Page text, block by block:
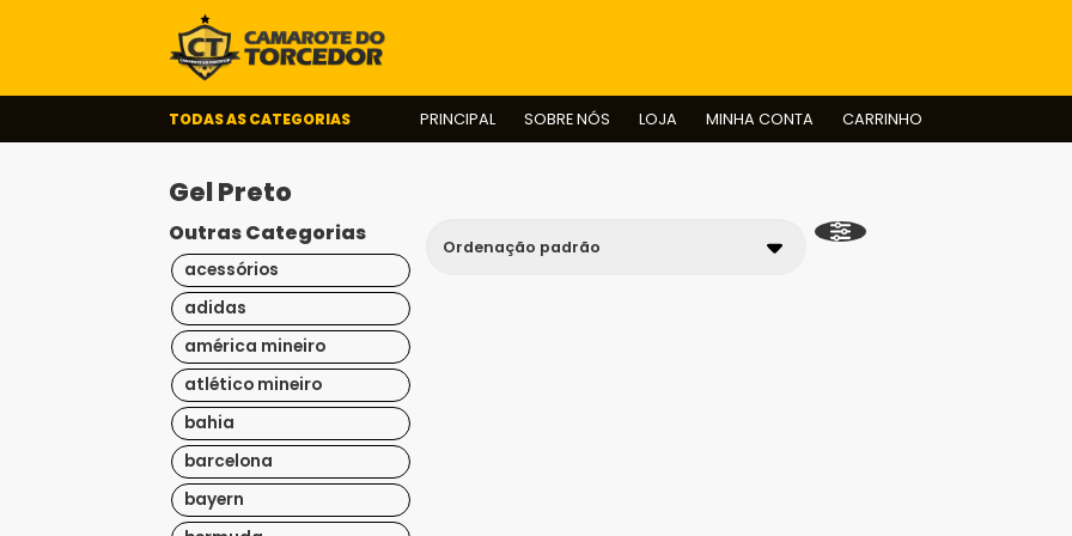
TODAS AS CATEGORIAS PRINCIPAL SOBRE NÓS LOJA MINHA CONTA CARRINHO
Gel Preto
Outras Categorias
acessórios
adidas
américa mineiro
atlético mineiro
bahia
barcelona
bayern